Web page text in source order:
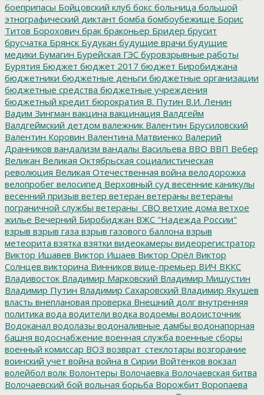
боеприпасы Бойцовский клуб бокс больница большой
этнографический диктант бомба бомбоубежище Борис
Титов Борохович брак браконьер Бридер брусит
брусчатка Брянск Будукан будущие врачи будущие
медики Бумагин Бурейская ГЭС буровзрывные работы
Бурятия Бюджет бюджет 2017 бюджет Биробиджана
бюджетники бюджетные деньги бюджетные организации
бюджетные средства бюджетные учреждения
бюджетный кредит бюрократия В. Путин В.И. Ленин
Вадим Зингман вакцина вакцинация Валдгейм
Валдгеймский детдом валежник Валентин Брусиловский
Валентин Коровин Валентина Матвиенко Валерий
Дранников вандализм вандалы Васильева ВВО ВВП Вебер
Великан Великая Октябрьская социалистическая
революция Великая Отечественная война велодорожка
велопробег велосипед Верховный суд весенние каникулы
весенний призыв ветер ветеран ветераны ветераны
пограничной службы ветераны_СВО ветхие дома ветхое
жилье Вечерний Биробиджан ВЖС "Надежда России"
взрыв взрыв газа взрыв газового баллона взрыв
метеорита взятка взятки видеокамеры видеорегистратор
Виктор Ишавев Виктор Ишаев Виктор Орёл Виктор
Солнцев викторина Винников вице-премьер ВИЧ ВККС
Владивосток Владимир Марковский Владимир Мишустин
Владимир Путин Владимир Сахаровский Владимир Якушев
власть внеплановая проверка Внешний долг внутренняя
политика вода водители водка водоемы водоисточник
Водоканал водолазы водоналивные дамбы водонапорная
башня водоснабжение военная служба военные сборы
военный комиссар ВОЗ возврат_стеклотары возгорание
воинский учет война война в Сирии Войтенков вокзал
волейбол волк Волонтеры Волочаевка Волочаевская битва
Волочаевский бой вольная борьба Ворожбит Воропаева